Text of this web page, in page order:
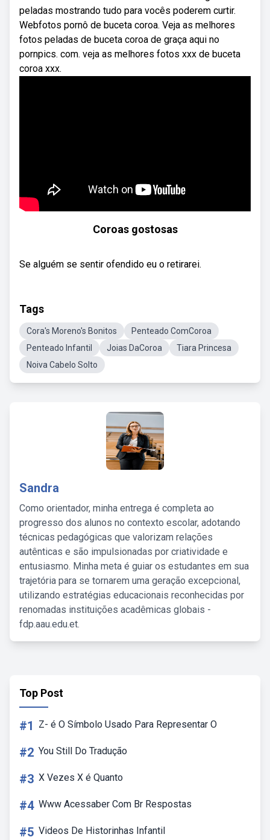
peladas mostrando tudo para vocês poderem curtir.
Webfotos pornô de buceta coroa. Veja as melhores
fotos peladas de buceta coroa de graça aqui no
pornpics. com. ️veja as melhores fotos xxx de buceta
coroa xxx.
Coroas gostosas
Se alguém se sentir ofendido eu o retirarei.
Tags
Cora's Moreno's Bonitos
Penteado ComCoroa
Penteado Infantil
Joias DaCoroa
Tiara Princesa
Noiva Cabelo Solto
Sandra
Como orientador, minha entrega é completa ao
progresso dos alunos no contexto escolar, adotando
técnicas pedagógicas que valorizam relações
autênticas e são impulsionadas por criatividade e
entusiasmo. Minha meta é guiar os estudantes em sua
trajetória para se tornarem uma geração excepcional,
utilizando estratégias educacionais reconhecidas por
renomadas instituições acadêmicas globais -
fdp.aau.edu.et.
Top Post
#1 Z- é O Símbolo Usado Para Representar O
#2 You Still Do Tradução
#3 X Vezes X é Quanto
#4 Www Acessaber Com Br Respostas
#5 Videos De Historinhas Infantil